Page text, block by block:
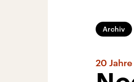
Archiv
20